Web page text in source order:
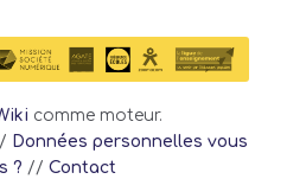
comme moteur.
Données personnelles vous
? // Contact